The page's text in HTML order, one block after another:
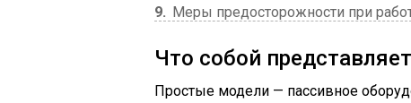
9
Меры предосторожности при
Что собой
Простые модели — пассивное